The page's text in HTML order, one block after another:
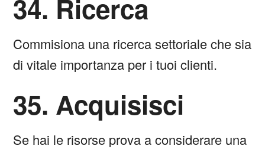
34. Ricerca
Commisiona una ricerca settoriale che sia
di vitale importanza per i tuoi clienti.
35. Acquisisci
Se hai le risorse prova a considerare una